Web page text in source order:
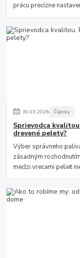
prácu precízne
30.03.2026 Články
Sprievodca
drevené pelety?
Výber správneho
zásadným
medzi vrecami peliet